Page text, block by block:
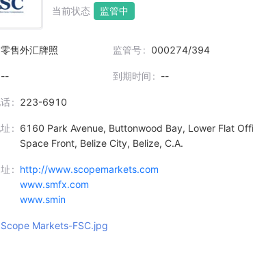
当前状态 监管中
零售外汇牌照 监管号 000274/394
-- 到期时间 --
223-6910
6160 Park Avenue, Buttonwood Bay, Lower Flat
Space Front, Belize City, Belize, C.A.
http://www.scopemarkets.com
www.smfx.com
www.smin
Scope Markets-FSC.jpg